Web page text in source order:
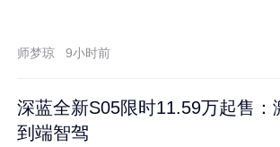
师梦琼 9小时前
深蓝全新S05限时11.59万起售：
到端智驾